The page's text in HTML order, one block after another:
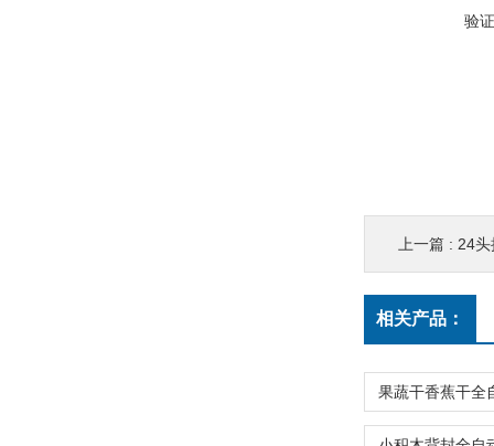
验
上一篇 : 24头
相关产品：